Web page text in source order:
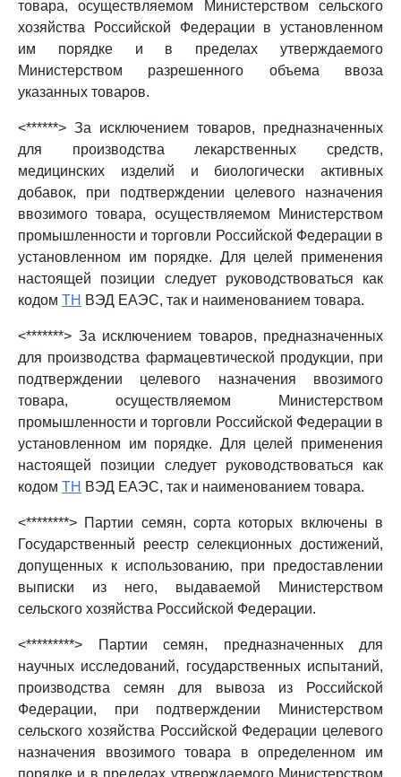
товара, осуществляемом Министерством сельского
хозяйства Российской Федерации в установленном
им порядке и в пределах утверждаемого
Министерством разрешенного объема ввоза
указанных товаров.
<******> За исключением товаров, предназначенных
для производства лекарственных средств,
медицинских изделий и биологически активных
добавок, при подтверждении целевого назначения
ввозимого товара, осуществляемом Министерством
промышленности и торговли Российской Федерации в
установленном им порядке. Для целей применения
настоящей позиции следует руководствоваться как
кодом ТН ВЭД ЕАЭС, так и наименованием товара.
<*******> За исключением товаров, предназначенных
для производства фармацевтической продукции, при
подтверждении целевого назначения ввозимого
товара, осуществляемом Министерством
промышленности и торговли Российской Федерации в
установленном им порядке. Для целей применения
настоящей позиции следует руководствоваться как
кодом ТН ВЭД ЕАЭС, так и наименованием товара.
<********> Партии семян, сорта которых включены в
Государственный реестр селекционных достижений,
допущенных к использованию, при предоставлении
выписки из него, выдаваемой Министерством
сельского хозяйства Российской Федерации.
<*********> Партии семян, предназначенных для
научных исследований, государственных испытаний,
производства семян для вывоза из Российской
Федерации, при подтверждении Министерством
сельского хозяйства Российской Федерации целевого
назначения ввозимого товара в определенном им
порядке и в пределах утверждаемого Министерством